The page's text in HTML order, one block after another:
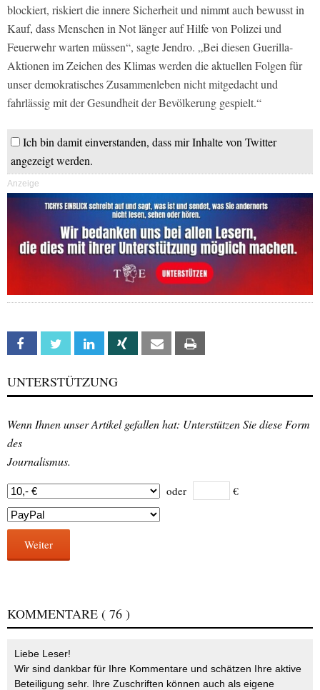
blockiert, riskiert die innere Sicherheit und nimmt auch bewusst in
Kauf, dass Menschen in Not länger auf Hilfe von Polizei und
Feuerwehr warten müssen“, sagte Jendro. „Bei diesen Guerilla-
Aktionen im Zeichen des Klimas werden die aktuellen Folgen für
unser demokratisches Zusammenleben nicht mitgedacht und
fahrlässig mit der Gesundheit der Bevölkerung gespielt.“
Ich bin damit einverstanden, dass mir Inhalte von Twitter
angezeigt werden.
Anzeige
Facebook Twitter Linkedin Xing Email
UNTERSTÜTZUNG
Wenn Ihnen unser Artikel gefallen hat: Unterstützen Sie diese Form
des
Journalismus.
oder €
Weiter
KOMMENTARE ( 76 )
Liebe Leser!
Wir sind dankbar für Ihre Kommentare und schätzen Ihre aktive
Beteiligung sehr. Ihre Zuschriften können auch als eigene